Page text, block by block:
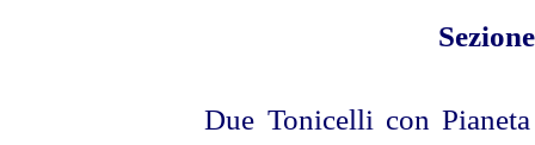
Due Tonicelli con